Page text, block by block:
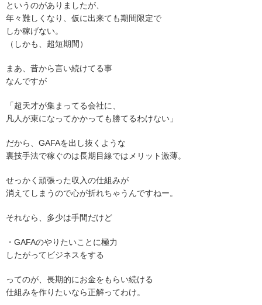
というのがありましたが、
年々難しくなり、仮に出来ても期間限定で
しか稼げない。
（しかも、超短期間）
まあ、昔から言い続けてる事
なんですが
「超天才が集まってる会社に、
凡人が束になってかかっても勝てるわけない」
だから、GAFAを出し抜くような
裏技手法で稼ぐのは長期目線ではメリット激薄。
せっかく頑張った収入の仕組みが
消えてしまうので心が折れちゃうんですねー。
それなら、多少は手間だけど
・GAFAのやりたいことに極力
したがってビジネスをする
ってのが、長期的にお金をもらい続ける
仕組みを作りたいなら正解ってわけ。